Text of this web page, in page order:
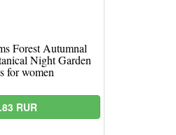
Forest Autumnal
Night Garden
for women
RUR